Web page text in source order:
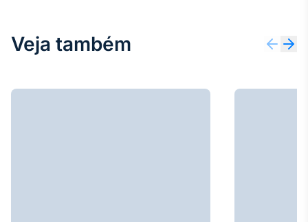
Veja também